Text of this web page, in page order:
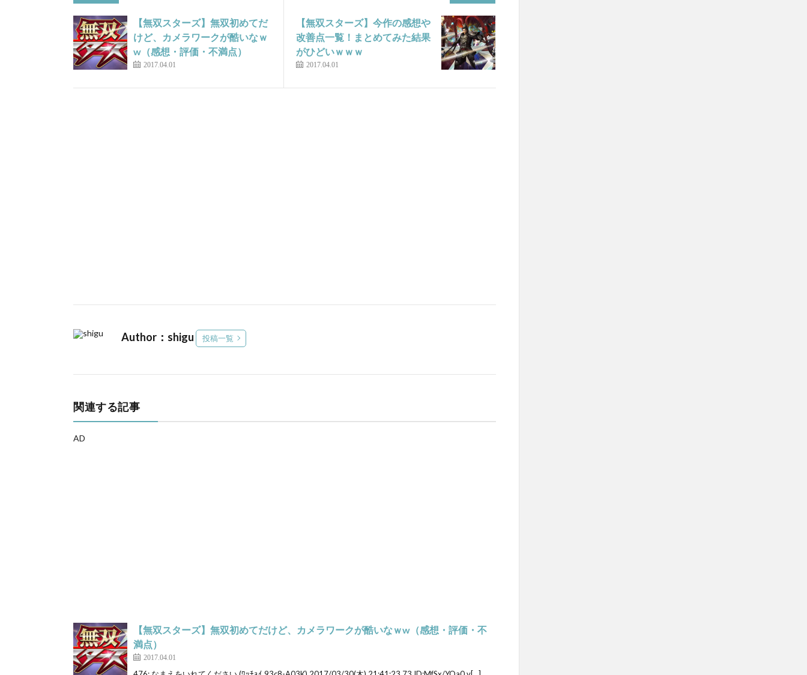
【無双スターズ】無双初めてだ
けど、カメラワークが酷いなｗ
w（感想・評価・不満点）
2017.04.01
【無双スターズ】今作の感想や
改善点一覧！まとめてみた結果
がひどいｗｗｗ
2017.04.01
Author：shigu 投稿一覧
関連する記事
AD
【無双スターズ】無双初めてだけど、カメラワークが酷いなｗw（感想・評価・不
満点）
2017.04.01